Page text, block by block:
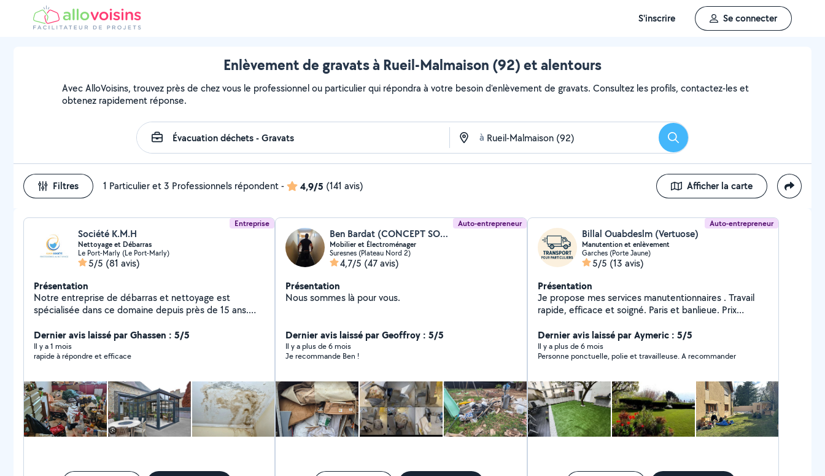
S'inscrire Se connecter
Enlèvement de gravats à Rueil-Malmaison (92) et alentours
Avec AlloVoisins, trouvez près de chez vous le professionnel ou particulier qui répondra à votre besoin d'enlèvement de gravats. Consultez les profils, contactez-les et
obtenez rapidement réponse.
à Rechercher
Filtres 1 Particulier et 3 Professionnels répondent- 4,9/5 (141 avis) Afficher la carte
Entreprise
Société K.M.H
Nettoyage et Débarras
Le Port-Marly (Le Port-Marly)
5/5 (81 avis)
Présentation
Notre entreprise de débarras et nettoyage est
spécialisée dans ce domaine depuis près de 15 ans.
proposons une multitude d'autres services. Couvrant à
la fois le débarras et le nettoyage. Ces services ont
été pensés pour répondre aux besoins du particulier ET
Dernier avis laissé par Ghassen : 5/5
Il y a 1 mois
rapide à répondre et efficace
Auto-entrepreneur
Ben Bardat (CONCEPT SOLUTIONS TRANSPORT)
Mobilier et Électroménager
Suresnes (Plateau Nord 2)
4,7/5 (47 avis)
Présentation
Nous sommes là pour vous.
Dernier avis laissé par Geoffroy : 5/5
Il y a plus de 6 mois
Je recommande Ben !
Auto-entrepreneur
Billal Ouabdeslm (Vertuose)
Manutention et enlèvement
Garches (Porte Jaune)
5/5 (13 avis)
Présentation
Je propose mes services manutentionnaires . Travail
rapide, efficace et soigné. Paris et banlieue. Prix
volume. N'hésitez pas à m'envoyer un message avec
les détails pour un devis rapide !
Dernier avis laissé par Aymeric : 5/5
Il y a plus de 6 mois
Personne ponctuelle, polie et travailleuse. A recommander